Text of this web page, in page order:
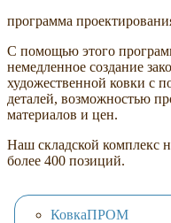
программа
С помощью этого
немедленное создание
художественной ковки с
деталей, возможностью
материалов и цен.
Наш складской комплекс
более 400 позиций.
КовкаПРОМ